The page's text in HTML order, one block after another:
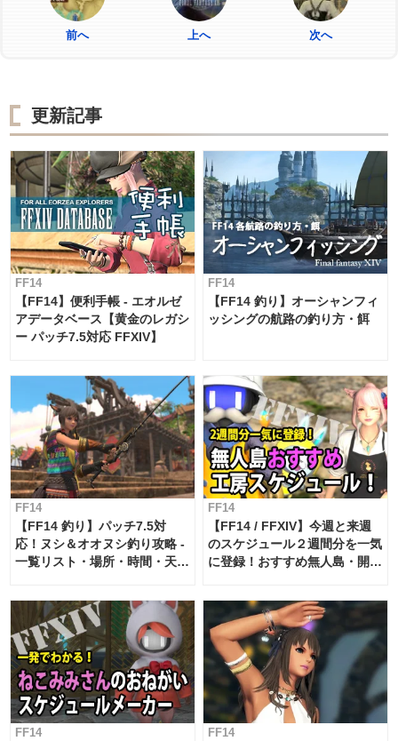
前へ 上へ 次へ
更新記事
FF14
【FF14】便利手帳 - エオルゼ
アデータベース【黄金のレガシ
ー パッチ7.5対応 FFXIV】
FF14
【FF14 釣り】オーシャンフィ
ッシングの航路の釣り方・餌
FF14
【FF14 釣り】パッチ7.5対
応！ヌシ＆オオヌシ釣り攻略 -
一覧リスト・場所・時間・天
FF14
【FF14 / FFXIV】今週と来週
のスケジュール２週間分を一気
に登録！おすすめ無人島・開拓
対応 / 毎週更新中】
FF14 FF14